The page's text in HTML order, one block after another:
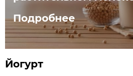
Подробнее
Йогурт